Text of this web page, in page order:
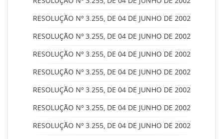
RESOLUÇÃO Nº 3.255, DE 04 DE JUNHO DE 2002
RESOLUÇÃO Nº 3.255, DE 04 DE JUNHO DE 2002
RESOLUÇÃO Nº 3.255, DE 04 DE JUNHO DE 2002
RESOLUÇÃO Nº 3.255, DE 04 DE JUNHO DE 2002
RESOLUÇÃO Nº 3.255, DE 04 DE JUNHO DE 2002
RESOLUÇÃO Nº 3.255, DE 04 DE JUNHO DE 2002
RESOLUÇÃO Nº 3.255, DE 04 DE JUNHO DE 2002